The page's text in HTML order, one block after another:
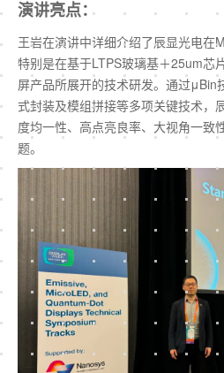
演讲亮点：
王岩在演讲中详细介绍了辰显光电在
特别是在基于LTPS玻璃基＋25um芯
屏产品所展开的技术研发。通过μBin
式封装及模组拼接等多项关键技术，
度均一性、高点亮良率、大视角一致
题。